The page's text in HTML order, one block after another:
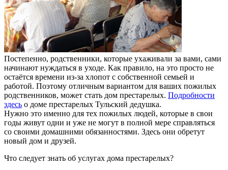
Постепенно, родственники, которые ухаживали за вами, сами
начинают нуждаться в уходе. Как правило, на это просто не
остаётся времени из-за хлопот с собственной семьей и
работой. Поэтому отличным вариантом для ваших пожилых
родственников, может стать дом престарелых. Подробности
здесь о доме престарелых Тульский дедушка.
Нужно это именно для тех пожилых людей, которые в свои
годы живут одни и уже не могут в полной мере справляться
со своими домашними обязанностями. Здесь они обретут
новый дом и друзей.
Что следует знать об услугах дома престарелых?